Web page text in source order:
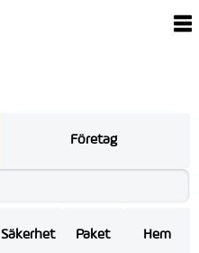
Företag
Säkerhet Paket
Hem